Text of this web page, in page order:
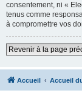
consentement, ni «
tenus comme
à compromettre vos
Revenir à la page
Accueil Accueil